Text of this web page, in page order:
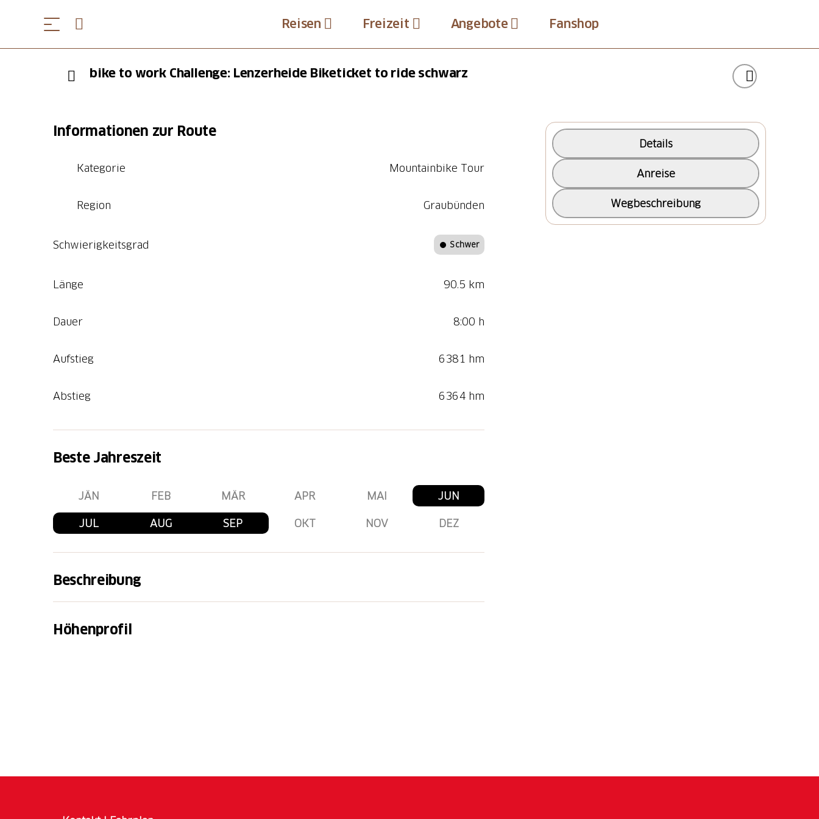
Reisen Freizeit Angebote Fanshop
bike to work Challenge: Lenzerheide Biketicket to ride schwarz
Informationen zur Route
Kategorie Mountainbike Tour
Region Graubünden
Schwierigkeitsgrad Schwer
Länge 90.5 km
Dauer 8:00 h
Aufstieg 6381 hm
Abstieg 6364 hm
Beste Jahreszeit
JÄN FEB MÄR APR MAI JUN
JUL AUG SEP OKT NOV DEZ
Beschreibung
Räder umzusteigen und ihren Arbeitsweg gesünder und effizienter zu gestalten.
Ihre Gewinnchancen!
Höhenprofil
Details
Anreise
Wegbeschreibung